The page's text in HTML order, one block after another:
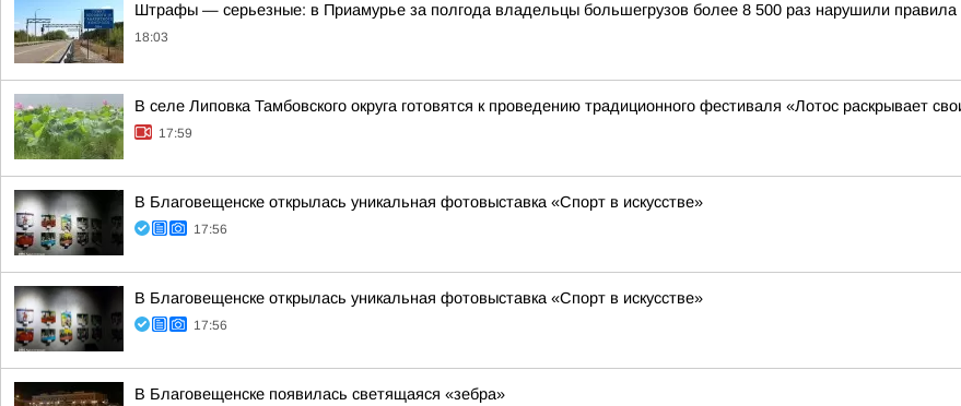
Штрафы — серьезные: в Приамурье за полгода владельцы большегрузов более 8 500 раз нарушили правила
18:03
В селе Липовка Тамбовского округа готовятся к проведению традиционного фестиваля «Лотос раскрывает
17:59
В Благовещенске открылась уникальная фотовыставка «Спорт в искусстве»
17:56
В Благовещенске открылась уникальная фотовыставка «Спорт в искусстве»
17:56
В Благовещенске появилась светящаяся «зебра»